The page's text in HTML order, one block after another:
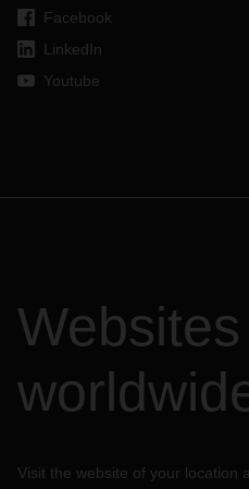
Facebook
LinkedIn
Youtube
Websites
Visit the website of your location